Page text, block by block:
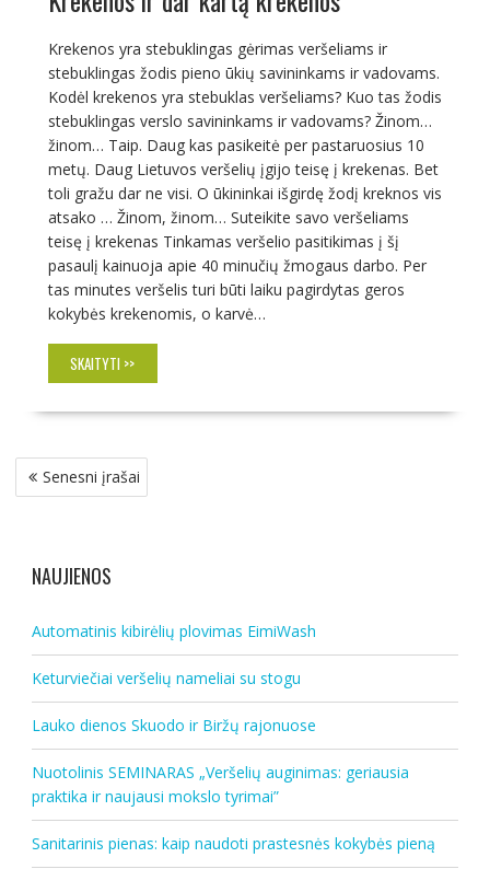
Krekenos yra stebuklingas gėrimas veršeliams ir
stebuklingas žodis pieno ūkių savininkams ir vadovams.
Kodėl krekenos yra stebuklas veršeliams? Kuo tas žodis
stebuklingas verslo savininkams ir vadovams? Žinom…
žinom… Taip. Daug kas pasikeitė per pastaruosius 10
metų. Daug Lietuvos veršelių įgijo teisę į krekenas. Bet
toli gražu dar ne visi. O ūkininkai išgirdę žodį kreknos vis
atsako … Žinom, žinom… Suteikite savo veršeliams
teisę į krekenas Tinkamas veršelio pasitikimas į šį
pasaulį kainuoja apie 40 minučių žmogaus darbo. Per
tas minutes veršelis turi būti laiku pagirdytas geros
kokybės krekenomis, o karvė…
SKAITYTI >>
Navigacija
tarp
Senesni įrašai
NAUJIENOS
Automatinis kibirėlių plovimas EimiWash
Keturviečiai veršelių nameliai su stogu
Lauko dienos Skuodo ir Biržų rajonuose
Nuotolinis SEMINARAS „Veršelių auginimas: geriausia
praktika ir naujausi mokslo tyrimai”
Sanitarinis pienas: kaip naudoti prastesnės kokybės pieną